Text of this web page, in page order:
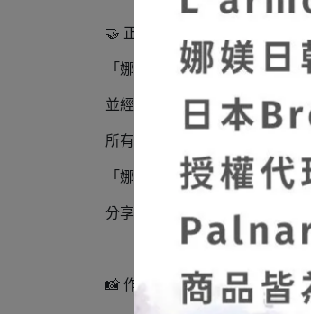
🤝 正式授權 × 日本進口正品
「娜媄日韓精品」是日本
並經銷代理其旗下系列品牌：
所有飾品皆為日本製造‧日本進
「娜媄日韓精品」很榮幸能將
分享這份細緻、溫柔且充滿靈魂
📸 作品實拍不定期更新